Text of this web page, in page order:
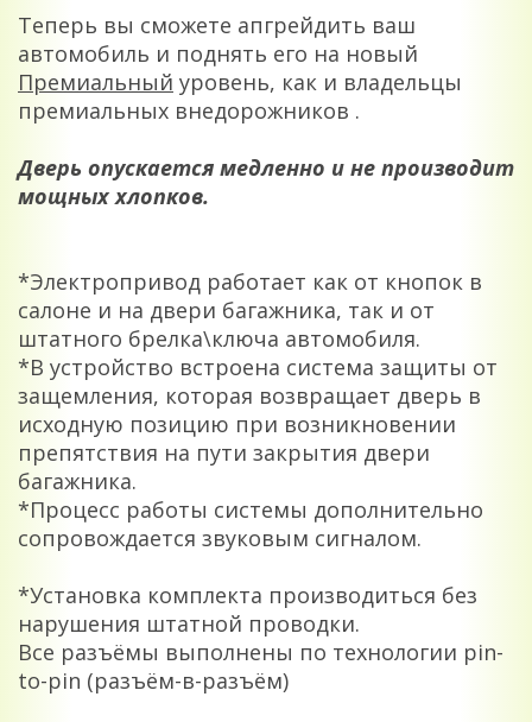
Теперь вы сможете апгрейдить ваш
автомобиль и поднять его на новый
Премиальный уровень, как и владельцы
премиальных внедорожников .
Дверь опускается медленно и не производит
мощных хлопков.
*Электропривод работает как от кнопок в
салоне и на двери багажника, так и от
штатного брелка\ключа автомобиля.
*В устройство встроена система защиты от
защемления, которая возвращает дверь в
исходную позицию при возникновении
препятствия на пути закрытия двери
багажника.
*Процесс работы системы дополнительно
сопровождается звуковым сигналом.
*Установка комплекта производиться без
нарушения штатной проводки.
Все разъёмы выполнены по технологии pin-
to-pin (разъём-в-разъём)